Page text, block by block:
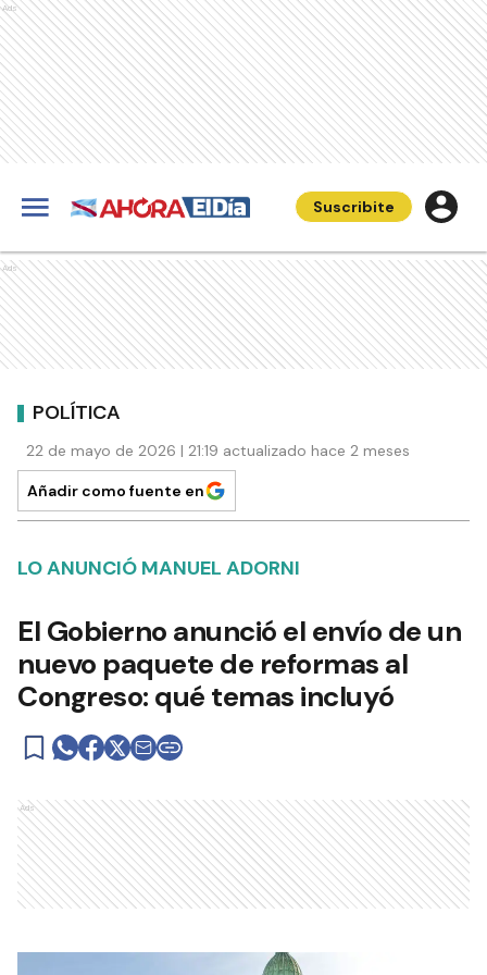
Ads
Suscribite
Ads
POLÍTICA
22 de mayo de 2026 | 21:19 actualizado hace 2 meses
Añadir como fuente en
LO ANUNCIÓ MANUEL ADORNI
El Gobierno anunció el envío de un
nuevo paquete de reformas al
Congreso: qué temas incluyó
Ads